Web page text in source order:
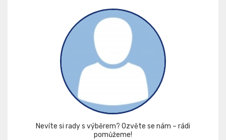
Nevíte si rady s výběrem? Ozvěte se nám – rádi
pomůžeme!